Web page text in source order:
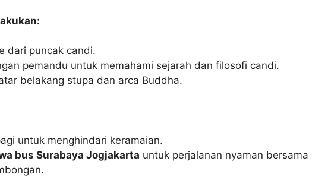
dari puncak candi.
pemandu untuk memahami sejarah dan filosofi candi.
belakang stupa dan arca Buddha.
untuk menghindari keramaian.
bus Surabaya Jogjakarta untuk perjalanan nyaman bersama